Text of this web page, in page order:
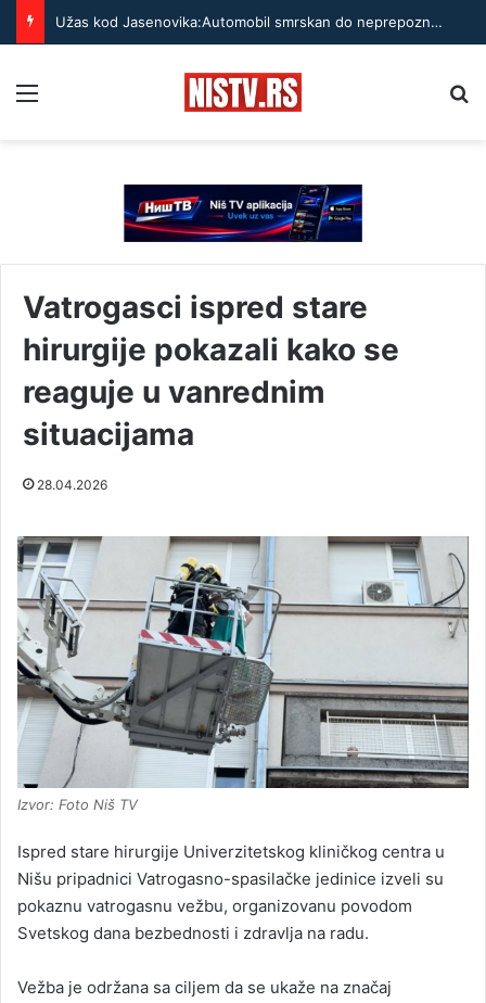
Užas kod Jasenovika:Automobil smrskan do neprepoznatljivosti, točak odleteo – strahuje se da ima teško povređenih
Vatrogasci ispred stare
hirurgije pokazali kako se
reaguje u vanrednim
situacijama
28.04.2026
Izvor: Foto Niš TV
Ispred stare hirurgije Univerzitetskog kliničkog centra u
Nišu pripadnici Vatrogasno-spasilačke jedinice izveli su
pokaznu vatrogasnu vežbu, organizovanu povodom
Svetskog dana bezbednosti i zdravlja na radu.
Vežba je održana sa ciljem da se ukaže na značaj